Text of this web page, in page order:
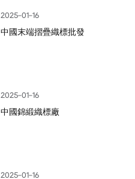
2025-01-16
中國末端摺疊織標批發
2025-01-16
中國錦緞織標廠
2025-01-16